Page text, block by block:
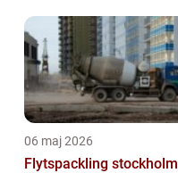
06 maj 2026
Flytspackling stockholm